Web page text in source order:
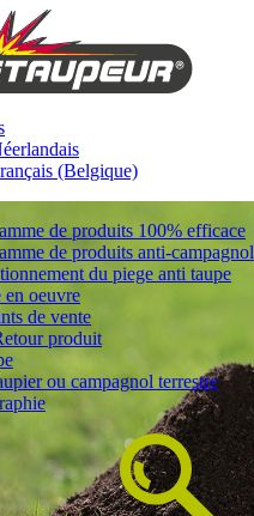
(Belgique)
de produits 100% efficace
de produits anti-campagnol
du piege anti taupe
en oeuvre
de vente
produit
ou campagnol terrestre